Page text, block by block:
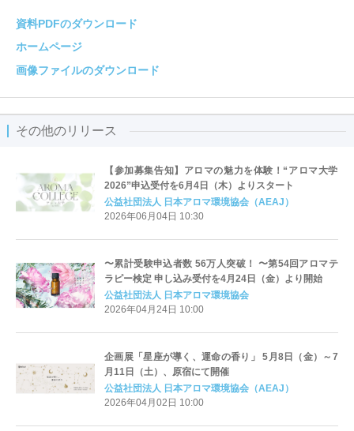
資料PDFのダウンロード
ホームページ
画像ファイルのダウンロード
その他のリリース
【参加募集告知】アロマの魅力を体験！“アロマ大学
2026”申込受付を6月4日（木）よりスタート
公益社団法人 日本アロマ環境協会（AEAJ）
2026年06月04日 10:30
〜累計受験申込者数 56万人突破！ 〜第54回アロマテ
ラピー検定 申し込み受付を4月24日（金）より開始
公益社団法人 日本アロマ環境協会
2026年04月24日 10:00
企画展「星座が導く、運命の香り」 5月8日（金）～7
月11日（土）、原宿にて開催
公益社団法人 日本アロマ環境協会（AEAJ）
2026年04月02日 10:00